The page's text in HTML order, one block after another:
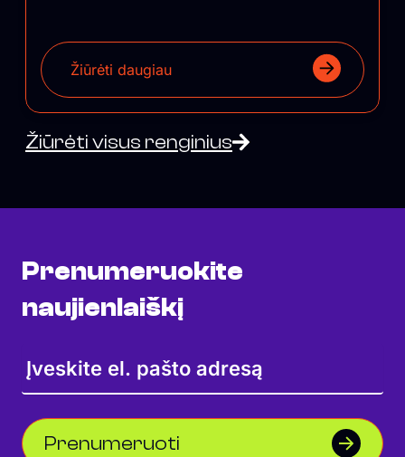
Žiūrėti daugiau
Žiūrėti visus renginius
Prenumeruokite
naujienlaiškį
Prenumeruoti